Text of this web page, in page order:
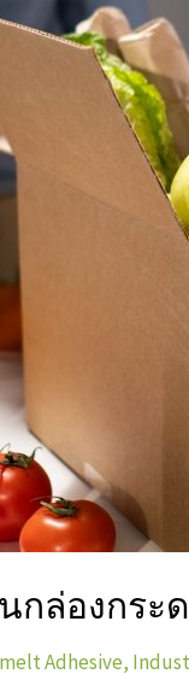
กล่องกระ
Adhesive,